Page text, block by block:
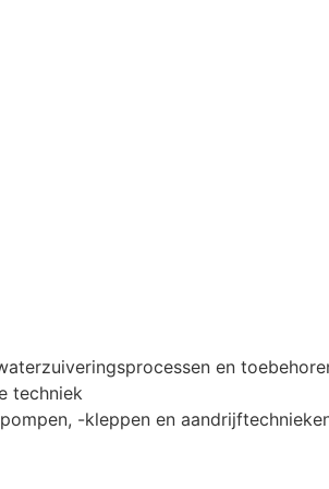
en
techniek
-kleppen en